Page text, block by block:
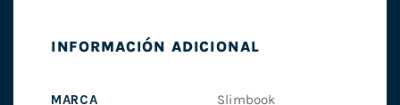
INFORMACIÓN ADICIONAL
MARCA
Slimbook